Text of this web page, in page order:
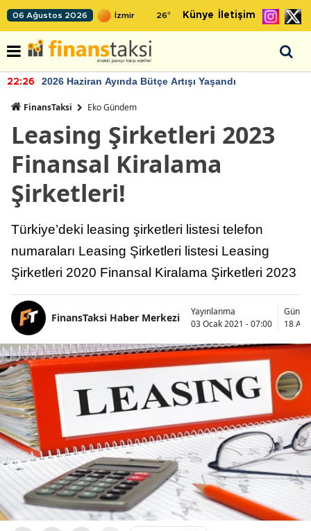
06 Ağustos 2026 26° Künye İletişim
22:26 2026 Haziran Ayında Bütçe Artışı Yaşandı
FinansTaksi Eko Gündem
Leasing Şirketleri 2023
Finansal Kiralama
Şirketleri!
Türkiye’deki leasing şirketleri listesi telefon
numaraları Leasing Şirketleri listesi Leasing
Şirketleri 2020 Finansal Kiralama Şirketleri 2023
FinansTaksi Haber Merkezi
Yayınlanma
03 Ocak 2021 - 07:00
18